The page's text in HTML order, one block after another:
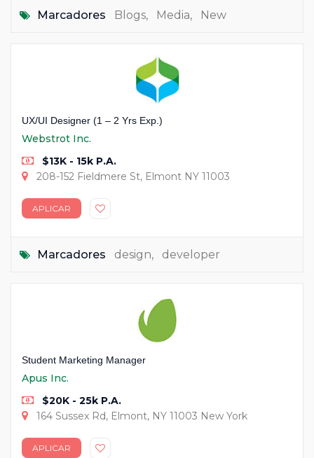
Marcadores Blogs, Media, New
UX/UI Designer (1 – 2 Yrs Exp.)
Webstrot Inc.
$13K - 15k P.A.
208-152 Fieldmere St, Elmont NY 11003
APLICAR
Marcadores design, developer
Student Marketing Manager
Apus Inc.
$20K - 25k P.A.
164 Sussex Rd, Elmont, NY 11003 New York
APLICAR